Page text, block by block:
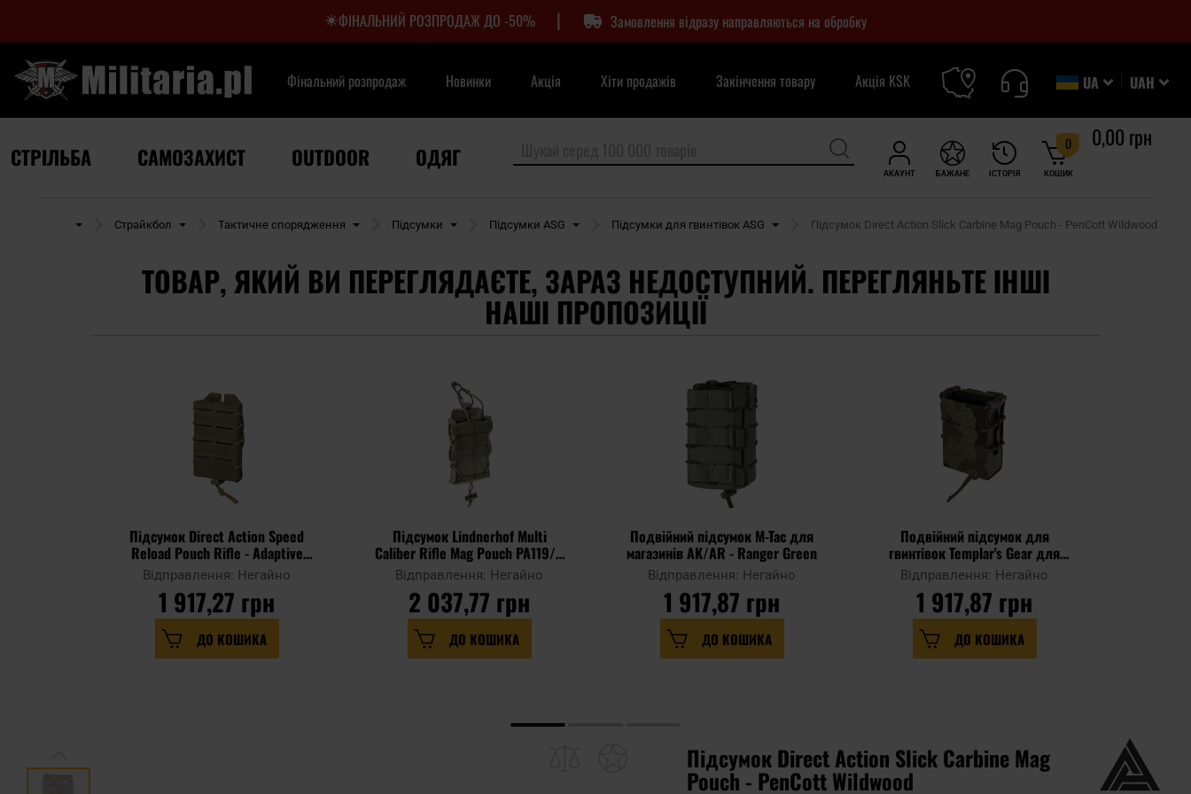
ФІНАЛЬНИЙ РОЗПРОДАЖ ДО -50% | Замовлення відразу направляються на обробку
UAH
UA
Фінальний розпродаж Новинки Акція Хіти продажів Закінчення товару Акція KSK
АКАУНТ ІСТОРІЯ
БАЖАНЕ КОШИК
0 0,00 грн
СТРІЛЬБА САМОЗАХИСТ OUTDOOR ОДЯГ
Страйкбол Тактичне спорядження Підсумки Підсумки ASG Підсумки для гвинтівок ASG Підсумок Direct Action Slick Carbine Mag Pouch - PenCott Wildwood
ТОВАР, ЯКИЙ ВИ ПЕРЕГЛЯДАЄТЕ, ЗАРАЗ НЕДОСТУПНИЙ. ПЕРЕГЛЯНЬТЕ ІНШІ
НАШІ ПРОПОЗИЦІЇ
Підсумок Direct Action Speed
Reload Pouch Rifle - Adaptive
Green
Відправлення: Негайно
1 917,27 грн
ДО КОШИКА
Підсумок Lindnerhof Multi
Caliber Rifle Mag Pouch PA119/II
- Stone Grey
Відправлення: Негайно
2 037,77 грн
ДО КОШИКА
Подвійний підсумок M-Tac для
магазинів AK/AR - Ranger Green
Відправлення: Негайно
1 917,87 грн
ДО КОШИКА
Подвійний підсумок для
гвинтівок Templar's Gear для
магазинів AR/AK Rifle Pouch -
wz.93 Pantera PL Woodland
Відправлення: Негайно
1 917,87 грн
ДО КОШИКА
Підсумок Direct Action Slick Carbine Mag
Pouch - PenCott Wildwood